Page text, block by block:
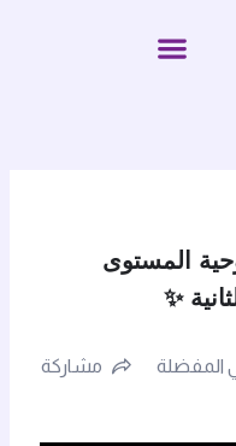
المستوى
المفضلة مشاركة